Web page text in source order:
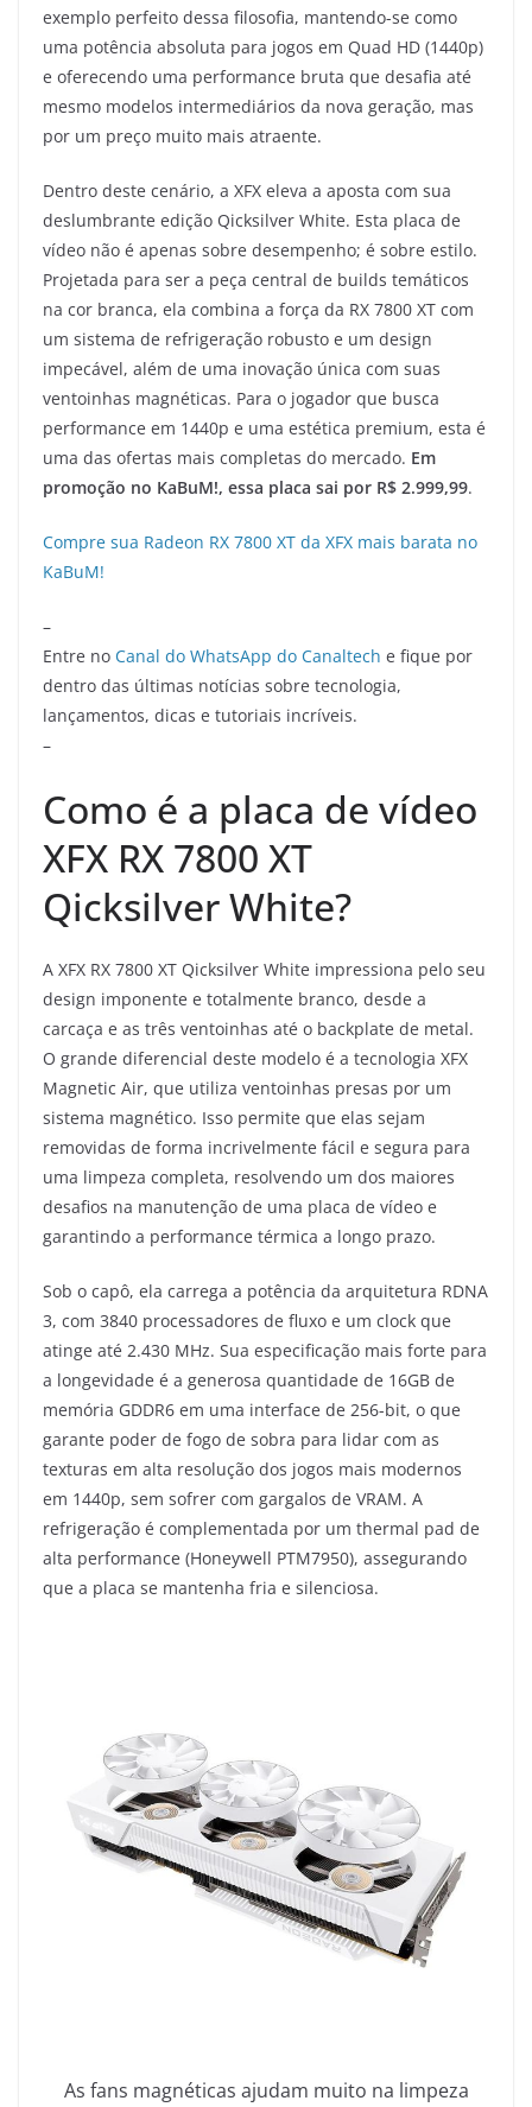
exemplo perfeito dessa filosofia, mantendo-se como
uma potência absoluta para jogos em Quad HD (1440p)
e oferecendo uma performance bruta que desafia até
mesmo modelos intermediários da nova geração, mas
por um preço muito mais atraente.
Dentro deste cenário, a XFX eleva a aposta com sua
deslumbrante edição Qicksilver White. Esta placa de
vídeo não é apenas sobre desempenho; é sobre estilo.
Projetada para ser a peça central de builds temáticos
na cor branca, ela combina a força da RX 7800 XT com
um sistema de refrigeração robusto e um design
impecável, além de uma inovação única com suas
ventoinhas magnéticas. Para o jogador que busca
performance em 1440p e uma estética premium, esta é
uma das ofertas mais completas do mercado. Em
promoção no KaBuM!, essa placa sai por R$ 2.999,99.
Compre sua Radeon RX 7800 XT da XFX mais barata no
KaBuM!
–
Entre no Canal do WhatsApp do Canaltech e fique por
dentro das últimas notícias sobre tecnologia,
lançamentos, dicas e tutoriais incríveis.
–
Como é a placa de vídeo
XFX RX 7800 XT
Qicksilver White?
A XFX RX 7800 XT Qicksilver White impressiona pelo seu
design imponente e totalmente branco, desde a
carcaça e as três ventoinhas até o backplate de metal.
O grande diferencial deste modelo é a tecnologia XFX
Magnetic Air, que utiliza ventoinhas presas por um
sistema magnético. Isso permite que elas sejam
removidas de forma incrivelmente fácil e segura para
uma limpeza completa, resolvendo um dos maiores
desafios na manutenção de uma placa de vídeo e
garantindo a performance térmica a longo prazo.
Sob o capô, ela carrega a potência da arquitetura RDNA
3, com 3840 processadores de fluxo e um clock que
atinge até 2.430 MHz. Sua especificação mais forte para
a longevidade é a generosa quantidade de 16GB de
memória GDDR6 em uma interface de 256-bit, o que
garante poder de fogo de sobra para lidar com as
texturas em alta resolução dos jogos mais modernos
em 1440p, sem sofrer com gargalos de VRAM. A
refrigeração é complementada por um thermal pad de
alta performance (Honeywell PTM7950), assegurando
que a placa se mantenha fria e silenciosa.
As fans magnéticas ajudam muito na limpeza